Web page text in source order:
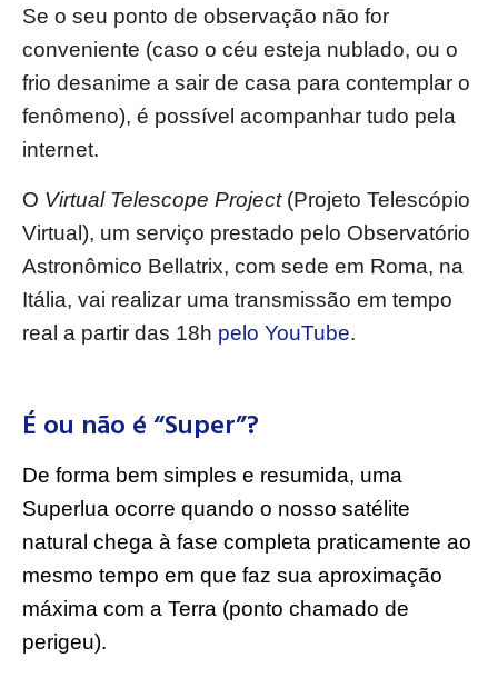
Se o seu ponto de observação não for
conveniente (caso o céu esteja nublado, ou o
frio desanime a sair de casa para contemplar o
fenômeno), é possível acompanhar tudo pela
internet.
O Virtual Telescope Project (Projeto Telescópio
Virtual), um serviço prestado pelo Observatório
Astronômico Bellatrix, com sede em Roma, na
Itália, vai realizar uma transmissão em tempo
real a partir das 18h pelo YouTube.
É ou não é “Super”?
De forma bem simples e resumida, uma
Superlua ocorre quando o nosso satélite
natural chega à fase completa praticamente ao
mesmo tempo em que faz sua aproximação
máxima com a Terra (ponto chamado de
perigeu).